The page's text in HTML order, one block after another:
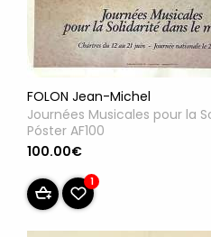
FOLON Jean-Michel
Journées Musicales pour la
Póster AF100
100.00€
1